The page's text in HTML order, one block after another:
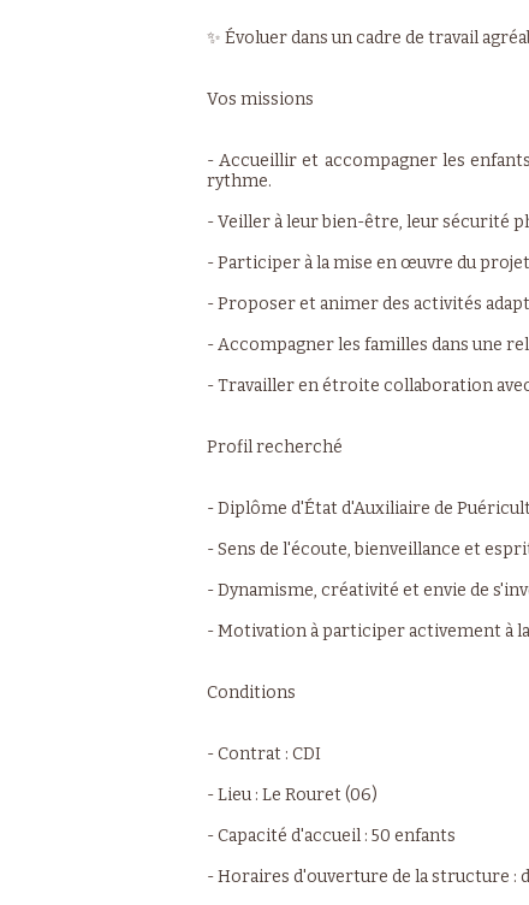
✨ Évoluer dans un cadre de travail
Vos missions
- Accueillir et accompagner les
rythme.
- Veiller à leur bien-être, leur sécurité
- Participer à la mise en œuvre du
- Proposer et animer des activités
- Accompagner les familles dans une
- Travailler en étroite collaboration
Profil recherché
- Diplôme d'État d'Auxiliaire de
- Sens de l'écoute, bienveillance et
- Dynamisme, créativité et envie de
- Motivation à participer activement à
Conditions
- Contrat : CDI
- Lieu : Le Rouret (06)
- Capacité d'accueil : 50 enfants
- Horaires d'ouverture de la structure :